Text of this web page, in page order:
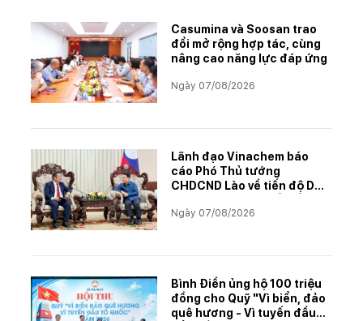
Casumina và Soosan trao
đổi mở rộng hợp tác, cùng
nâng cao năng lực đáp ứng
Ngày 07/08/2026
Lãnh đạo Vinachem báo
cáo Phó Thủ tướng
CHDCND Lào về tiến độ Dự
muối mỏ Kali
Ngày 07/08/2026
Bình Điền ủng hộ 100 triệu
đồng cho Quỹ "Vì biển, đảo
quê hương - Vì tuyến đầu